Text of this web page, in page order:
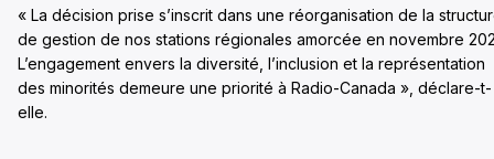
« La décision prise s’inscrit dans une réorganisation de la
de gestion de nos stations régionales amorcée en novembre
L’engagement envers la diversité, l’inclusion et la représentation
des minorités demeure une priorité à Radio-Canada », déclare-t-
elle.